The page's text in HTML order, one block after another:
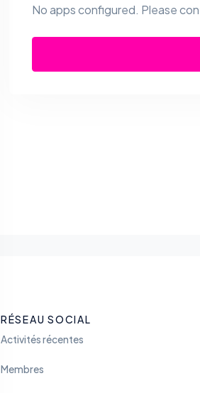
No apps configured. Please
RÉSEAU SOCIAL
Activités récentes
Membres